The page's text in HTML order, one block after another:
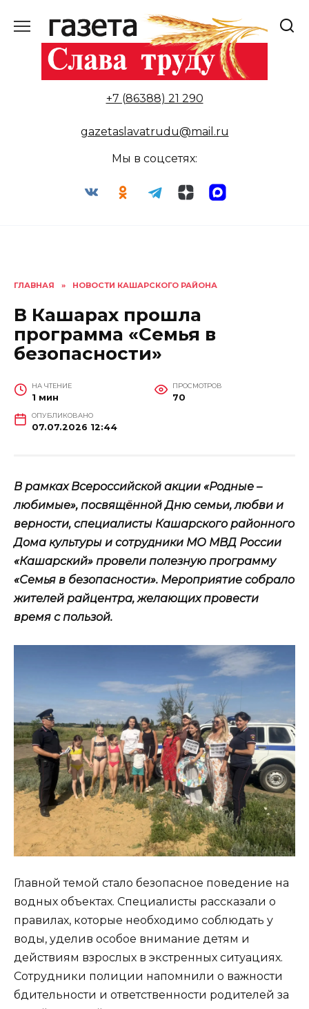
содержанию
+7 (86388) 21 290
gazetaslavatrudu@mail.ru
Мы в соцсетях:
ГЛАВНАЯ » НОВОСТИ КАШАРСКОГО РАЙОНА
В Кашарах прошла
программа «Семья в
безопасности»
НА ЧТЕНИЕ
1 мин
ПРОСМОТРОВ
70
ОПУБЛИКОВАНО
07.07.2026 12:44
В рамках Всероссийской акции «Родные –
любимые», посвящённой Дню семьи, любви и
верности, специалисты Кашарского районного
Дома культуры и сотрудники МО МВД России
«Кашарский» провели полезную программу
«Семья в безопасности». Мероприятие собрало
жителей райцентра, желающих провести
время с пользой.
Главной темой стало безопасное поведение на
водных объектах. Специалисты рассказали о
правилах, которые необходимо соблюдать у
воды, уделив особое внимание детям и
действиям взрослых в экстренных ситуациях.
Сотрудники полиции напомнили о важности
бдительности и ответственности родителей за